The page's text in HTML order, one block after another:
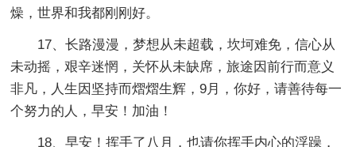
燥，世界和我都刚刚好。
17、长路漫漫，梦想从未超载，坎坷难免，信心从
未动摇，艰辛迷惘，关怀从未缺席，旅途因前行而意义
非凡，人生因坚持而熠熠生辉，9月，你好，请善待每一
个努力的人，早安！加油！
18、早安！挥手了八月，也请你挥手内心的浮躁，